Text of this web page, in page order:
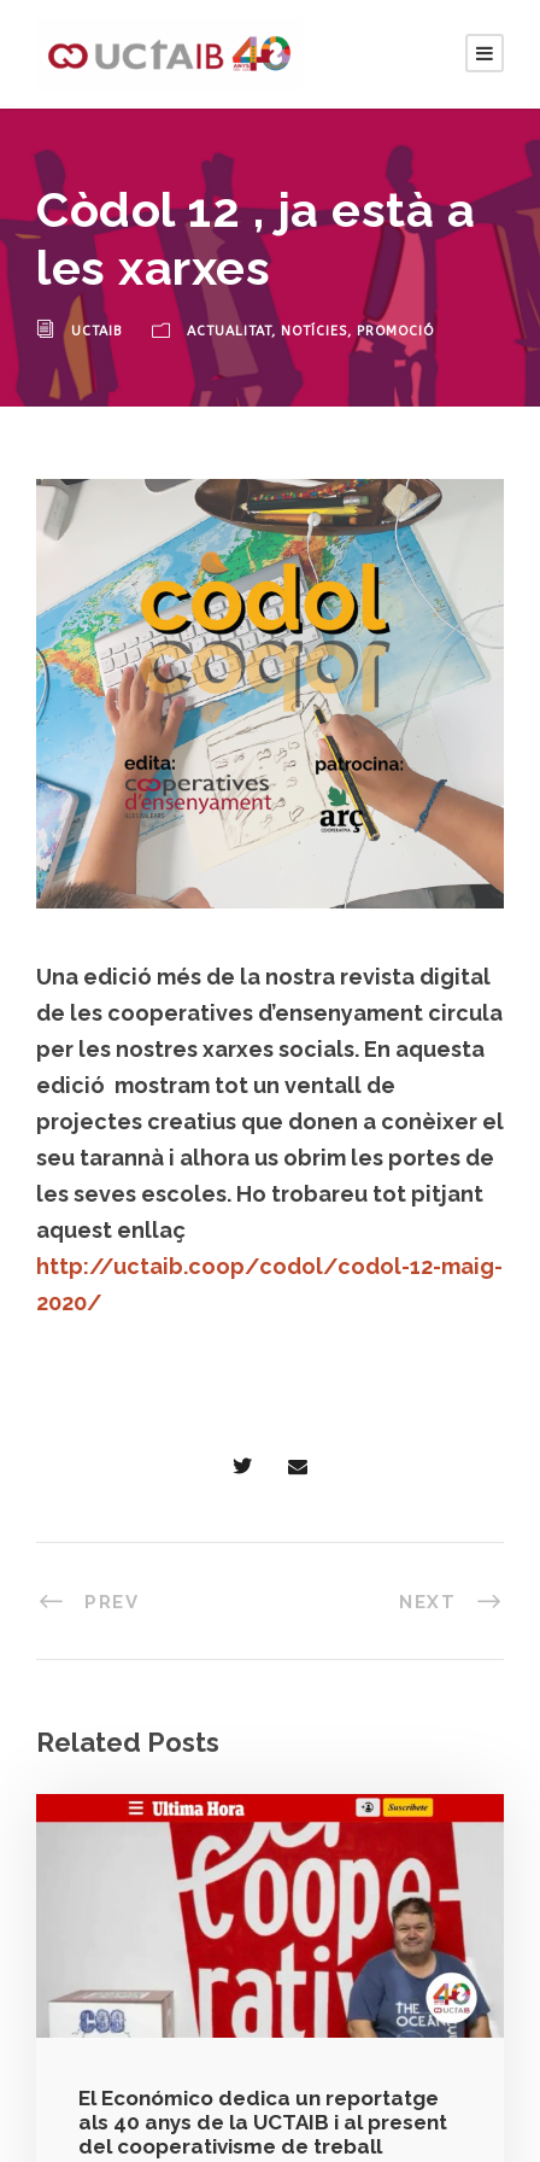
Còdol 12 , ja està a
les xarxes
UCTAIB ACTUALITAT, NOTÍCIES, PROMOCIÓ
Una edició més de la nostra revista digital
de les cooperatives d’ensenyament circula
per les nostres xarxes socials. En aquesta
edició mostram tot un ventall de
projectes creatius que donen a conèixer el
seu tarannà i alhora us obrim les portes de
les seves escoles. Ho trobareu tot pitjant
aquest enllaç
http://uctaib.coop/codol/codol-12-maig-
2020/
PREV NEXT
Related Posts
El Económico dedica un reportatge
als 40 anys de la UCTAIB i al present
del cooperativisme de treball